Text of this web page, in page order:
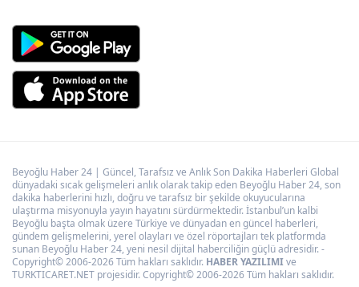
Beyoğlu Haber 24 | Güncel, Tarafsız ve Anlık Son Dakika Haberleri Global
dünyadaki sıcak gelişmeleri anlık olarak takip eden Beyoğlu Haber 24, son
dakika haberlerini hızlı, doğru ve tarafsız bir şekilde okuyucularına
ulaştırma misyonuyla yayın hayatını sürdürmektedir. İstanbul’un kalbi
Beyoğlu başta olmak üzere Türkiye ve dünyadan en güncel haberleri,
gündem gelişmelerini, yerel olayları ve özel röportajları tek platformda
sunan Beyoğlu Haber 24, yeni nesil dijital haberciliğin güçlü adresidir. -
Copyright© 2006-2026 Tüm hakları saklıdır. HABER YAZILIMIve
TURKTICARET.NET projesidir. Copyright© 2006-2026 Tüm hakları saklıdır.